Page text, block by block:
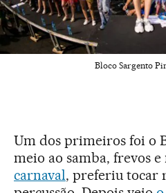
Bloco Sargento
Um dos primeiros foi o
meio ao samba, frevos
carnaval, preferiu tocar